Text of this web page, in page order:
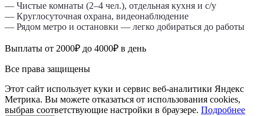
— Чистые комнаты (2–4 чел.), отдельная кухня и с/у
— Круглосуточная охрана, видеонаблюдение
— Рядом метро и остановки — легко добираться до работы
Выплаты от 2000₽ до 4000₽ в день
Все права защищены
Этот сайт использует куки и сервис веб-аналитики Яндекс
Метрика. Вы можете отказаться от использования cookies,
выбрав соответствующие настройки в браузере. Подробнее